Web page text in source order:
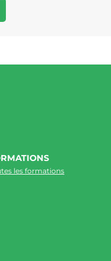
les formations